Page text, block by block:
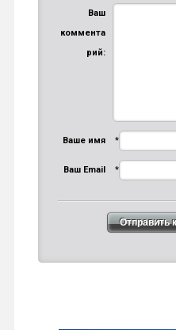
Ваш
коммента
рий:
Ваше имя *
Ваш Email *